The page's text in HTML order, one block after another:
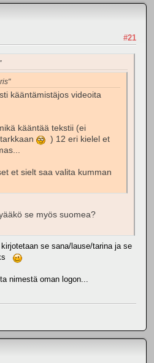
#21
kääntämistäjos videoita
kääntää tekstii (ei
) 12 eri kielel et
et sielt saa valita kumman
se myös suomea?
se sana/lause/tarina ja se
nimestä oman logon...